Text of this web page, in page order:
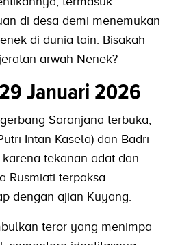
di desa demi menemukan
di dunia lain. Bisakah
arwah Nenek?
Januari 2026
Saranjana terbuka,
Intan Kasela) dan Badri
tekanan adat dan
Rusmiati terpaksa
dengan ajian Kuyang.
teror yang menimpa